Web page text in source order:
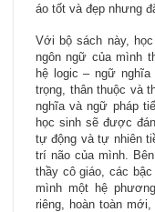
áo tốt và đẹp nhưng
Với bộ sách này,
ngôn ngữ của mình
hệ logic – ngữ
trọng, thân thuộc và
nghĩa và ngữ pháp
học sinh sẽ được
tự động và tự nhiên
trí não của mình.
thầy cô giáo, các
mình một hệ
riêng, hoàn toàn